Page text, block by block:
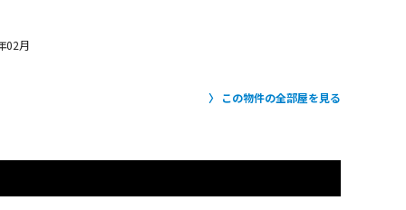
02月
この物件の全部屋を見る